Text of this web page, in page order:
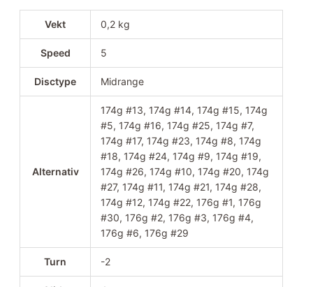
Vekt 0,2 kg
Speed 5
Disctype Midrange
Alternativ
174g #13, 174g #14, 174g #15, 174g
#5, 174g #16, 174g #25, 174g #7,
174g #17, 174g #23, 174g #8, 174g
#18, 174g #24, 174g #9, 174g #19,
174g #26, 174g #10, 174g #20, 174g
#27, 174g #11, 174g #21, 174g #28,
174g #12, 174g #22, 176g #1, 176g
#30, 176g #2, 176g #3, 176g #4,
176g #6, 176g #29
Turn -2